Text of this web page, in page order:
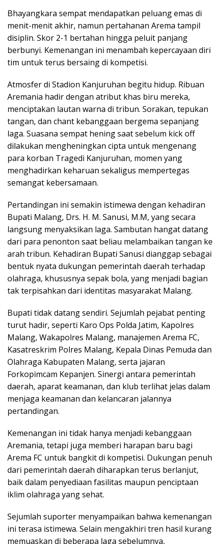
Bhayangkara sempat mendapatkan peluang emas di
menit-menit akhir, namun pertahanan Arema tampil
disiplin. Skor 2-1 bertahan hingga peluit panjang
berbunyi. Kemenangan ini menambah kepercayaan diri
tim untuk terus bersaing di kompetisi.
Atmosfer di Stadion Kanjuruhan begitu hidup. Ribuan
Aremania hadir dengan atribut khas biru mereka,
menciptakan lautan warna di tribun. Sorakan, tepukan
tangan, dan chant kebanggaan bergema sepanjang
laga. Suasana sempat hening saat sebelum kick off
dilakukan mengheningkan cipta untuk mengenang
para korban Tragedi Kanjuruhan, momen yang
menghadirkan keharuan sekaligus mempertegas
semangat kebersamaan.
Pertandingan ini semakin istimewa dengan kehadiran
Bupati Malang, Drs. H. M. Sanusi, M.M, yang secara
langsung menyaksikan laga. Sambutan hangat datang
dari para penonton saat beliau melambaikan tangan ke
arah tribun. Kehadiran Bupati Sanusi dianggap sebagai
bentuk nyata dukungan pemerintah daerah terhadap
olahraga, khususnya sepak bola, yang menjadi bagian
tak terpisahkan dari identitas masyarakat Malang.
Bupati tidak datang sendiri. Sejumlah pejabat penting
turut hadir, seperti Karo Ops Polda Jatim, Kapolres
Malang, Wakapolres Malang, manajemen Arema FC,
Kasatreskrim Polres Malang, Kepala Dinas Pemuda dan
Olahraga Kabupaten Malang, serta jajaran
Forkopimcam Kepanjen. Sinergi antara pemerintah
daerah, aparat keamanan, dan klub terlihat jelas dalam
menjaga keamanan dan kelancaran jalannya
pertandingan.
Kemenangan ini tidak hanya menjadi kebanggaan
Aremania, tetapi juga memberi harapan baru bagi
Arema FC untuk bangkit di kompetisi. Dukungan penuh
dari pemerintah daerah diharapkan terus berlanjut,
baik dalam penyediaan fasilitas maupun penciptaan
iklim olahraga yang sehat.
Sejumlah suporter menyampaikan bahwa kemenangan
ini terasa istimewa. Selain mengakhiri tren hasil kurang
memuaskan di beberapa laga sebelumnya,